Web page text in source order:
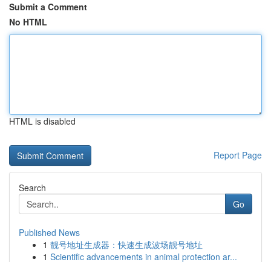
Submit a Comment
No HTML
HTML is disabled
Report Page
Search
Go
Published News
1 靓号地址生成器：快速生成波场靓号地址
1 Scientific advancements in animal protection ar...